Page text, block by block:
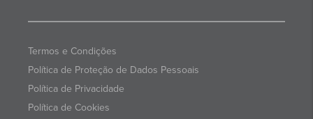
Termos e Condições
Política de Proteção de Dados Pessoais
Política de Privacidade
Política de Cookies